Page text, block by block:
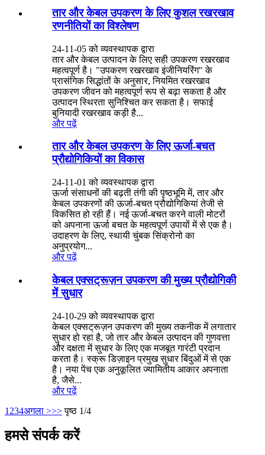
तार और केबल उपकरण के लिए कुशल रखरखाव
रणनीतियों का विश्लेषण
24-11-05 को व्यवस्थापक द्वारा
तार और केबल उत्पादन के लिए सही उपकरण रखरखाव
महत्वपूर्ण है। "उपकरण रखरखाव इंजीनियरिंग" के
प्रासंगिक सिद्धांतों के अनुसार, नियमित रखरखाव
उपकरण जीवन को महत्वपूर्ण रूप से बढ़ा सकता है और
उत्पादन स्थिरता सुनिश्चित कर सकता है। सफाई
बुनियादी रखरखाव कड़ी है...
और पढ़ें
तार और केबल उपकरण के लिए ऊर्जा-बचत
प्रौद्योगिकियों का विकास
24-11-01 को व्यवस्थापक द्वारा
ऊर्जा संसाधनों की बढ़ती तंगी की पृष्ठभूमि में, तार और
केबल उपकरणों की ऊर्जा-बचत प्रौद्योगिकियां तेजी से
विकसित हो रही हैं। नई ऊर्जा-बचत करने वाली मोटरों
को अपनाना ऊर्जा बचत के महत्वपूर्ण उपायों में से एक है।
उदाहरण के लिए, स्थायी चुंबक सिंक्रोनो का
अनुप्रयोग...
और पढ़ें
केबल एक्सट्रूज़न उपकरण की मुख्य प्रौद्योगिकी
में सुधार
24-10-29 को व्यवस्थापक द्वारा
केबल एक्सट्रूज़न उपकरण की मुख्य तकनीक में लगातार
सुधार हो रहा है, जो तार और केबल उत्पादन की गुणवत्ता
और दक्षता में सुधार के लिए एक मजबूत गारंटी प्रदान
करता है। स्क्रू डिज़ाइन प्रमुख सुधार बिंदुओं में से एक
है। नया पेंच एक अनुकूलित ज्यामितीय आकार अपनाता
है, जैसे...
और पढ़ें
1 234अगला >>> पृष्ठ 1/4
हमसे संपर्क करें